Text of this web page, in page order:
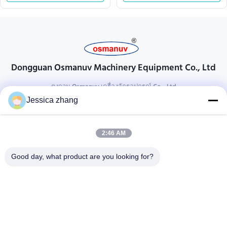
Dongguan Osmanuv Machinery Equipment Co., Ltd
ตงกวน Osmanuv เครื่องจักรอุปกรณ์ Co. , Ltd
ติดต่อ
28 อุตสาหกรรมที่สอง Liu chong wei, Wanjiang, DongGuan,
86-769 -88125248
Jessica zhang
2:46 AM
Good day, what product are you looking for?